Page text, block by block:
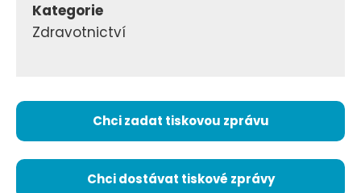
Kategorie
Zdravotnictví
Chci zadat tiskovou zprávu
Chci dostávat tiskové zprávy